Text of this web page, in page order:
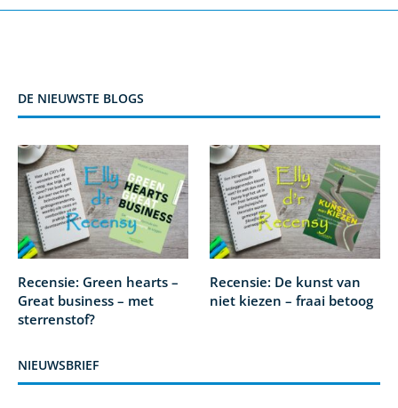
DE NIEUWSTE BLOGS
Recensie: Green hearts –
Great business – met
sterrenstof?
Recensie: De kunst van
niet kiezen – fraai betoog
NIEUWSBRIEF